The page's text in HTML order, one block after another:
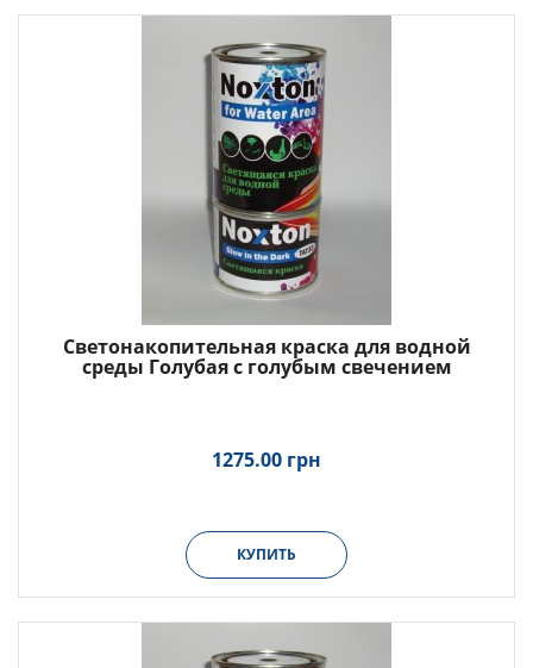
Светонакопительная краска для водной
среды Голубая с голубым свечением
1275.00 грн
КУПИТЬ